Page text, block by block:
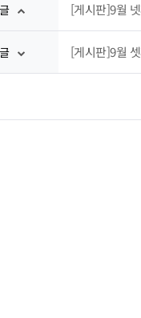
[게시판]9월
[게시판]9월